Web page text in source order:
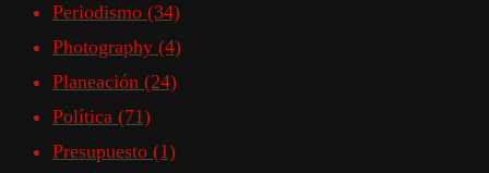
Periodismo (34)
Photography (4)
Planeación (24)
Política (71)
Presupuesto (1)